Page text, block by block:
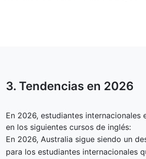
3. Tendencias en 2026
En 2026, estudiantes internacionales
en los siguientes cursos de inglés:
En 2026, Australia sigue siendo un
para los estudiantes internacionales